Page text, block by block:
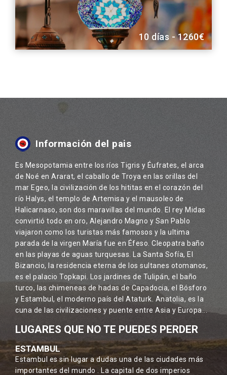
10 días - 1260€
Información del pais
Es Mesopotamia entre los ríos Tigris y Éufrates, el arca
de Noé en Ararat, el caballo de Troya en las orillas del
mar Egeo, la civilización de los hititas en el corazón del
río Halys, el templo de Artemisa y el mausoleo de
Halicarnaso, son dos maravillas del mundo. El rey Midas
convirtió todo en oro, Alejandro Magno y San Pablo
viajaron como los turistas más famosos y la ultima
parada de la virgen María fue en Éfeso. Cleopatra baño
en las playas de aguas turquesas. La Santa Sofía, El
Bizancio, la residencia eterna de los sultanes otomanos,
es el palacio Topkapi. Los jardines de Tulipán, el baño
turco, las chimeneas de hadas de Capadocia, el Bósforo
y Estambul, el moderno país del Ataturk. Anatolia, es la
cuna de las civilizaciones y puente entre Asia y Europa...
LUGARES QUE NO TE PUEDES PERDER
ESTAMBUL
Estambul es sin lugar a dudas una de las ciudades más
importantes del mundo . La capital de dos imperios